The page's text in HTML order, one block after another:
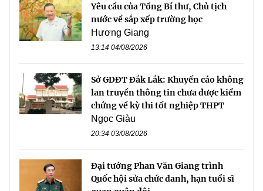
Yêu cầu của Tổng Bí thư, Chủ tịch
nước về sắp xếp trường học
Hương Giang
13:14 04/08/2026
Sở GDĐT Đắk Lắk: Khuyến cáo không
lan truyền thông tin chưa được kiểm
chứng về kỳ thi tốt nghiệp THPT
Ngọc Giàu
20:34 03/08/2026
Đại tướng Phan Văn Giang trình
Quốc hội sửa chức danh, hạn tuổi sĩ